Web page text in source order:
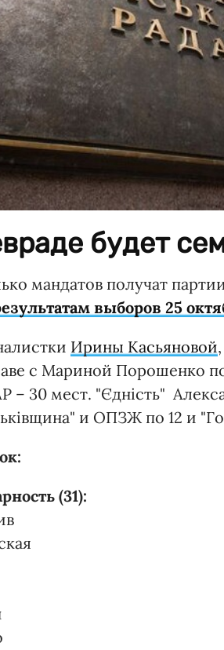
будет
мандатов получат
выборов 25
Ирины Касьяновой
с Мариной Порошенко
– 30 мест. "Єдність"
и ОПЗЖ по 12 и
(31):